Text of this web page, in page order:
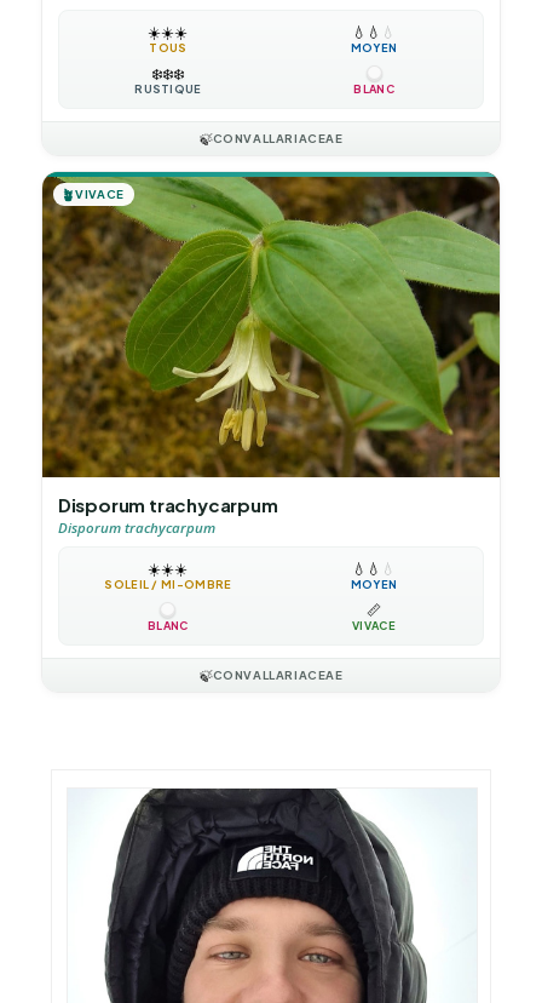
☀️☀️☀️
TOUS
💧 💧 💧
MOYEN
❄️❄️❄️
RUSTIQUE BLANC
🍃CONVALLARIACEAE
🪴VIVACE
Disporum trachycarpum
Disporum trachycarpum
☀️☀️☀️
SOLEIL / MI-OMBRE
💧 💧 💧
MOYEN
BLANC
📏
VIVACE
🍃CONVALLARIACEAE